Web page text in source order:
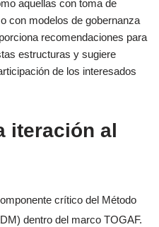
aquellas con toma de
con modelos de gobernanza
recomendaciones para
estructuras y sugiere
de los interesados
iteración al
crítico del Método
dentro del marco TOGAF.